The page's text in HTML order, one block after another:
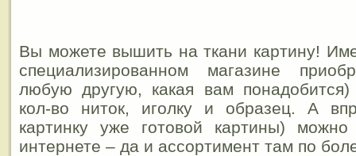
Вы можете вышить на ткани картину!
специализированном магазине
любую другую, какая вам понадобится)
кол-во ниток, иголку и образец. А
картинку уже готовой картины)
интернете – да и ассортимент там по